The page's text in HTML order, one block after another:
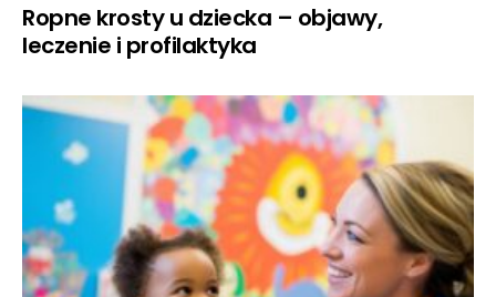
Ropne krosty u dziecka – objawy,
leczenie i profilaktyka